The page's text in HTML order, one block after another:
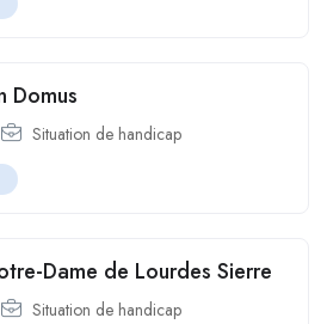
Domus
Situation de handicap
Dame de Lourdes Sierre
Situation de handicap